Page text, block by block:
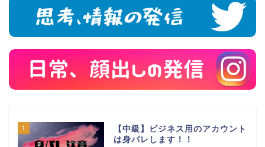
1
【中級】ビジネス用のアカウント
は身バレします！！